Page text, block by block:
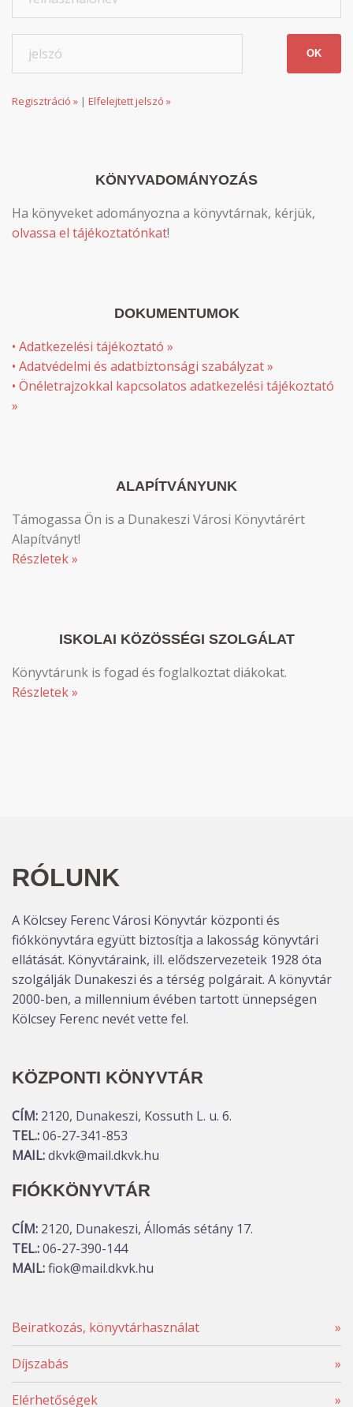
Regisztráció » | Elfelejtett jelszó »
KÖNYVADOMÁNYOZÁS
Ha könyveket adományozna a könyvtárnak, kérjük,
olvassa el tájékoztatónkat!
DOKUMENTUMOK
• Adatkezelési tájékoztató »
• Adatvédelmi és adatbiztonsági szabályzat »
• Önéletrajzokkal kapcsolatos adatkezelési tájékoztató
»
ALAPÍTVÁNYUNK
Támogassa Ön is a Dunakeszi Városi Könyvtárért
Alapítványt!
Részletek »
ISKOLAI KÖZÖSSÉGI SZOLGÁLAT
Könyvtárunk is fogad és foglalkoztat diákokat.
Részletek »
RÓLUNK
A Kölcsey Ferenc Városi Könyvtár központi és
fiókkönyvtára együtt biztosítja a lakosság könyvtári
ellátását. Könyvtáraink, ill. elődszervezeteik 1928 óta
szolgálják Dunakeszi és a térség polgárait. A könyvtár
2000-ben, a millennium évében tartott ünnepségen
Kölcsey Ferenc nevét vette fel.
KÖZPONTI KÖNYVTÁR
CÍM: 2120, Dunakeszi, Kossuth L. u. 6.
TEL.:06-27-341-853
MAIL:dkvk@mail.dkvk.hu
FIÓKKÖNYVTÁR
CÍM: 2120, Dunakeszi, Állomás sétány 17.
TEL.:06-27-390-144
MAIL:fiok@mail.dkvk.hu
Beiratkozás, könyvtárhasználat »
Díjszabás »
Elérhetőségek »